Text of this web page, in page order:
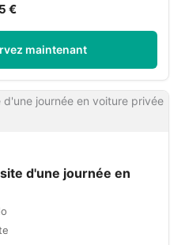
€
maintenant
d'une journée en